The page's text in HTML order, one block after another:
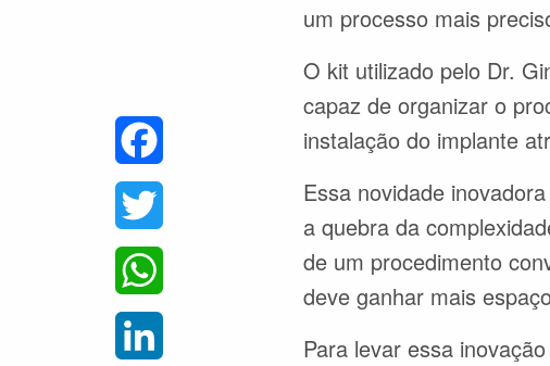
um processo mais
O kit utilizado pelo Dr.
capaz de organizar o
instalação do implante
Essa novidade
a quebra da
de um procedimento
deve ganhar mais
Para levar essa